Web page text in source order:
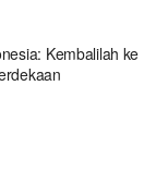
Kembalilah ke